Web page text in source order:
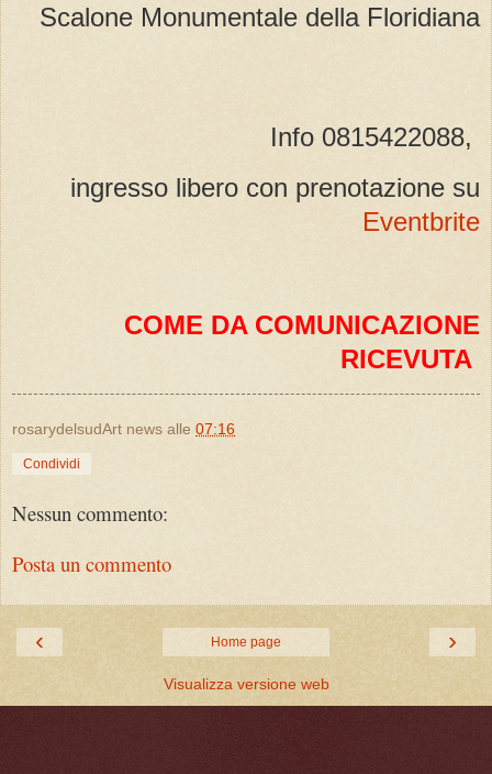
Scalone Monumentale della Floridiana
Info 0815422088,
ingresso libero con prenotazione su
Eventbrite
COME DA COMUNICAZIONE
RICEVUTA
rosarydelsudArt news alle 07:16
Condividi
Nessun commento:
Posta un commento
‹ ›
Home page
Visualizza versione web